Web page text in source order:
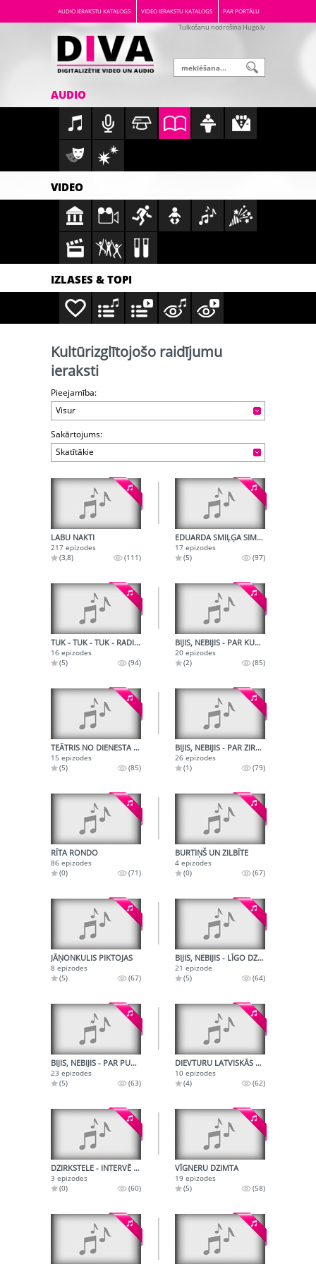
AUDIO IERAKSTU KATALOGS VIDEO IERAKSTU KATALOGS PAR PORTĀLU
Tulkošanu nodrošina Hugo.lv
AUDIO
VIDEO
IZLASES & TOPI
Kultūrizglītojošo raidījumu
ieraksti
Pieejamība:
Visur
Sakārtojums:
Skatītākie
LABU NAKTI
217 epizodes
(3,8)
(111)
EDUARDA SMIĻĢA SIMTGADEI
17 epizodes
(5)
(97)
TUK - TUK - TUK - RADIOŽURNĀLS OKTOBRĒNIEM
16 epizodes
(5)
(94)
BIJIS, NEBIJIS - PAR KUKAIŅIEM
20 epizodes
(2)
(85)
TEĀTRIS NO DIENESTA IEEJAS PUSES
15 epizodes
(5)
(85)
BIJIS, NEBIJIS - PAR ZIRGIEM
26 epizodes
(1)
(79)
RĪTA RONDO
86 epizodes
(0)
(71)
BURTIŅŠ UN ZILBĪTE
4 epizodes
(0)
(67)
JĀŅONKULIS PIKTOJAS
8 epizodes
(5)
(67)
BIJIS, NEBIJIS - LĪGO DZIESMAS, JĀŅU DIENAS RAIDĪJUMS
21 epizode
(5)
(64)
BIJIS, NEBIJIS - PAR PUTNIEM
23 epizodes
(5)
(63)
DIEVTURU LATVISKĀS GADSKĀRTAS SVINĪBAS
10 epizodes
(4)
(62)
DZIRKSTELE - INTERVĒ KLAUSĪTĀJS
3 epizodes
(0)
(60)
VĪGNERU DZIMTA
19 epizodes
(5)
(58)